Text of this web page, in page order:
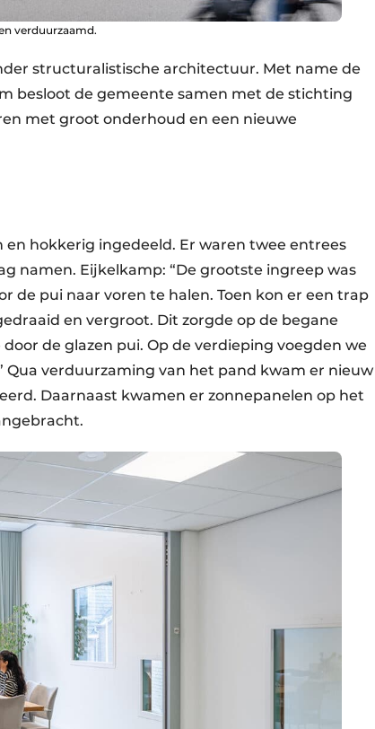
verduurzaamd.
structuralistische architectuur. Met name de
besloot de gemeente samen met de stichting
met groot onderhoud en een nieuwe
hokkerig ingedeeld. Er waren twee entrees
namen. Eijkelkamp: “De grootste ingreep was
de pui naar voren te halen. Toen kon er een trap
en vergroot. Dit zorgde op de begane
de glazen pui. Op de verdieping voegden we
verduurzaming van het pand kwam er nieuw
Daarnaast kwamen er zonnepanelen op het